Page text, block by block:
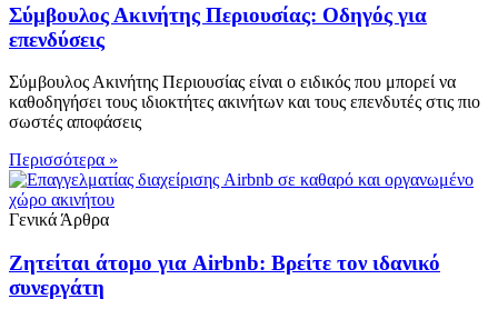
Σύμβουλος Ακινήτης Περιουσίας: Οδηγός για
επενδύσεις
Σύμβουλος Ακινήτης Περιουσίας είναι ο ειδικός που μπορεί να
καθοδηγήσει τους ιδιοκτήτες ακινήτων και τους επενδυτές στις πιο
σωστές αποφάσεις
Περισσότερα »
Γενικά Άρθρα
Ζητείται άτομο για Airbnb: Βρείτε τον ιδανικό
συνεργάτη